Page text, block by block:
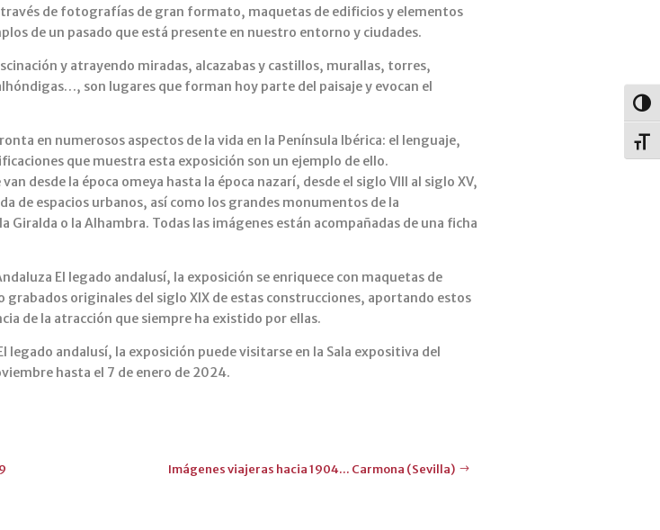
de fotografías de gran formato, maquetas de edificios y elementos
de un pasado que está presente en nuestro entorno y ciudades.
y atrayendo miradas, alcazabas y castillos, murallas, torres,
son lugares que forman hoy parte del paisaje y evocan el
en numerosos aspectos de la vida en la Península Ibérica: el lenguaje,
que muestra esta exposición son un ejemplo de ello.
desde la época omeya hasta la época nazarí, desde el siglo VIII al siglo XV,
de espacios urbanos, así como los grandes monumentos de la
o la Alhambra. Todas las imágenes están acompañadas de una ficha
El legado andalusí, la exposición se enriquece con maquetas de
originales del siglo XIX de estas construcciones, aportando estos
de la atracción que siempre ha existido por ellas.
legado andalusí, la exposición puede visitarse en la Sala expositiva del
hasta el 7 de enero de 2024.
Imágenes viajeras hacia 1904... Carmona (Sevilla)